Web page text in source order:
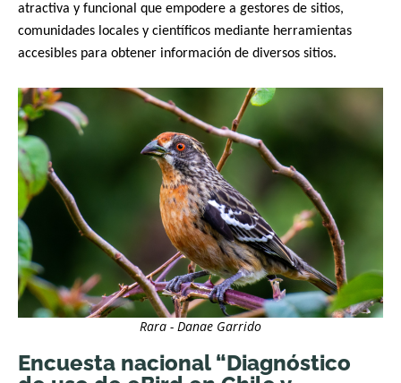
atractiva y funcional que empodere a gestores de sitios,
comunidades locales y científicos mediante herramientas
accesibles para obtener información de diversos sitios.
Rara - Danae Garrido
Encuesta nacional “Diagnóstico